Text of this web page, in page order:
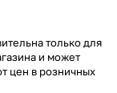
только для
и может
цен в розничных